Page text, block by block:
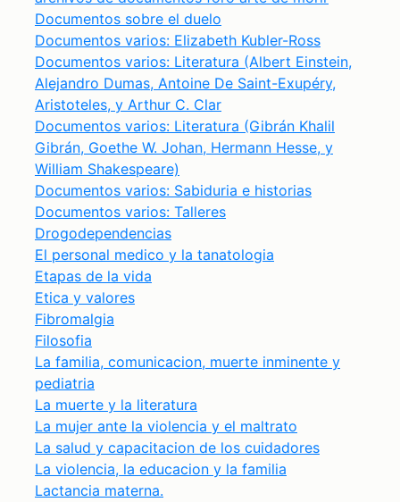
Documentos sobre el duelo
Documentos varios: Elizabeth Kubler-Ross
Documentos varios: Literatura (Albert Einstein,
Alejandro Dumas, Antoine De Saint-Exupéry,
Aristoteles, y Arthur C. Clar
Documentos varios: Literatura (Gibrán Khalil
Gibrán, Goethe W. Johan, Hermann Hesse, y
William Shakespeare)
Documentos varios: Sabiduria e historias
Documentos varios: Talleres
Drogodependencias
El personal medico y la tanatologia
Etapas de la vida
Etica y valores
Fibromalgia
Filosofia
La familia, comunicacion, muerte inminente y
pediatria
La muerte y la literatura
La mujer ante la violencia y el maltrato
La salud y capacitacion de los cuidadores
La violencia, la educacion y la familia
Lactancia materna.